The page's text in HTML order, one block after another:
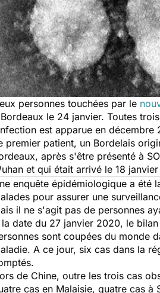
personnes touchées par le
le 24 janvier. Toutes
est apparue en décembre
premier patient, un Bordelais
après s'être présenté à
et qui était arrivé le 18
enquête épidémiologique a été
pour assurer une
il ne s'agit pas de personnes
date du 27 janvier 2020, le
sont coupées du monde
A ce jour, six cas dans la
de Chine, outre les trois cas
cas en Malaisie, quatre cas